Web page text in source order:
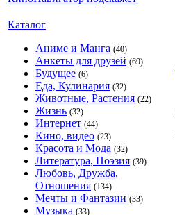
Каталог
Аниме и Манга (40)
Анкеты для друзей (69)
Будущее (6)
Еда, Кулинария (32)
Животные, Растения (22)
Жизнь (32)
Интернет (44)
Кино, видео (23)
Красота и Мода (32)
Литература, Поэзия (39)
Любовь, Дружба,
Отношения (134)
Мечты и Фантазии (33)
Музыка (33)